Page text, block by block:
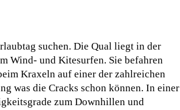
suchen. Die Qual liegt in der
Wind- und Kitesurfen. Sie befahren
Kraxeln auf einer der zahlreichen
was die Cracks schon können. In einer
zum Downhillen und